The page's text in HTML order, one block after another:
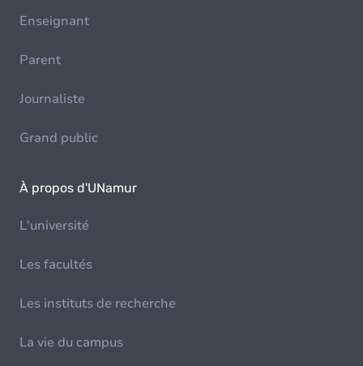
Enseignant
Parent
Journaliste
Grand public
À propos d'UNamur
L'université
Les facultés
Les instituts de recherche
La vie du campus